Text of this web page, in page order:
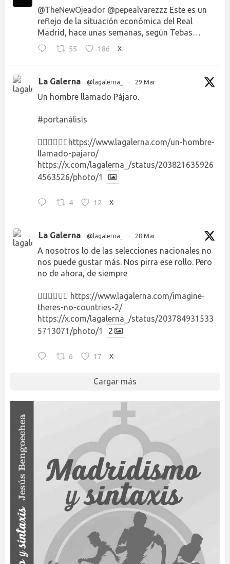
@TheNewOjeador @pepealvarezzz Este es un
reflejo de la situación económica del Real
Madrid, hace unas semanas, según Tebas…
55 186 X
La Galerna @lagalerna_ · 29 Mar
Un hombre llamado Pájaro.
#portanálisis
👉🏻👉🏻👉🏻 https://www.lagalerna.com/un-hombre-
llamado-pajaro/
https://x.com/lagalerna_/status/203821635926
4563526/photo/1
4 12 X
La Galerna @lagalerna_ · 28 Mar
A nosotros lo de las selecciones nacionales no
nos puede gustar más. Nos pirra ese rollo. Pero
no de ahora, de siempre
👉🏻👉🏻👉🏻 https://www.lagalerna.com/imagine-
theres-no-countries-2/
https://x.com/lagalerna_/status/203784931533
5713071/photo/1
2
6 17 X
Cargar más